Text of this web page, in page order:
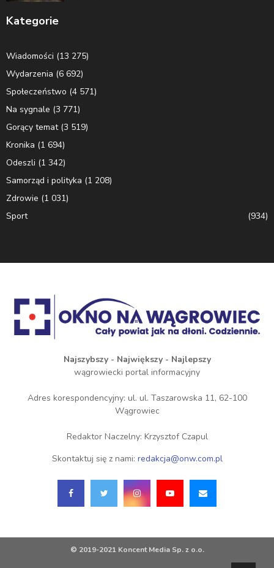
Kategorie
Wiadomości (13 275)
Wydarzenia (6 692)
Społeczeństwo (4 571)
Na sygnale (3 771)
Gorący temat(3 519)
Kronika (1 694)
Odeszli (1 342)
Samorząd i polityka (1 208)
Zdrowie (1 031)
Sport
(934)
Najszybszy - Największy - Najlepszy
wągrowiecki portal informacyjny
Adres korespondencyjny: ul. ul. Taszarowska 11, 62-100
Wągrowiec
Redaktor Naczelny: Krzysztof Czapul
Skontaktuj się z nami: redakcja@onw.com.pl
© 2019-2021 Koncent Media Sp. z o.o.